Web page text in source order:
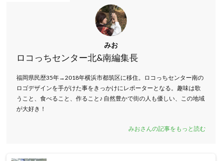
みお
ロコっちセンター北&南編集長
福岡県民歴35年→2018年横浜市都筑区に移住。ロコっちセンター南の
ロゴデザインを手がけた事をきっかけにレポーターとなる。趣味は歌
うこと、食べること、作ること♪ 自然豊かで街の人も優しい、この地域
が大好き！
みおさんの記事をもっと読む